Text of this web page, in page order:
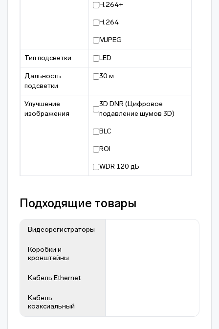
H.264+
H.264
MJPEG
Тип подсветки LED
Дальность
подсветки
30 м
Улучшение
изображения
3D DNR (Цифровое
подавление шумов 3D)
BLC
ROI
WDR 120 дБ
Подходящие товары
Видеорегистраторы
Коробки и
кронштейны
Кабель Ethernet
Кабель
коаксиальный